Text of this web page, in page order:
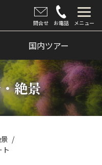
問合せ お電話 メニュー
国内ツアー
絶景